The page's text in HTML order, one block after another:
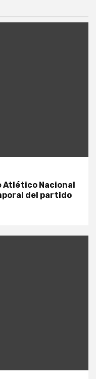
Atlético Nacional
del partido